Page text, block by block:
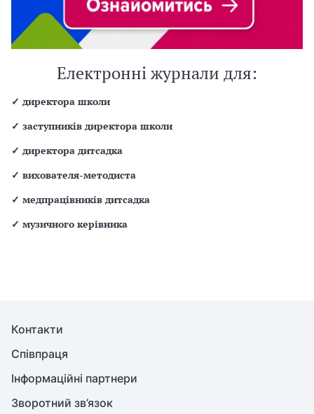
Електронні журнали для:
✓ директора школи
✓ заступників директора школи
✓ директора дитсадка
✓ вихователя-методиста
✓ медпрацівників дитсадка
✓ музичного керівника
Контакти
Співпраця
Інформаційні партнери
Зворотний зв’язок